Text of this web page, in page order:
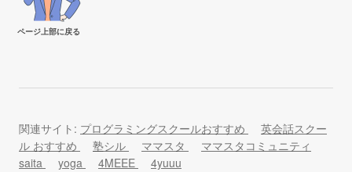
ページ上部に戻る
関連サイト: プログラミングスクールおすすめ
英会話スクー
ル おすすめ
塾シル ママスタ
ママスタコミュニティ
saita
yoga 4MEEE 4yuuu